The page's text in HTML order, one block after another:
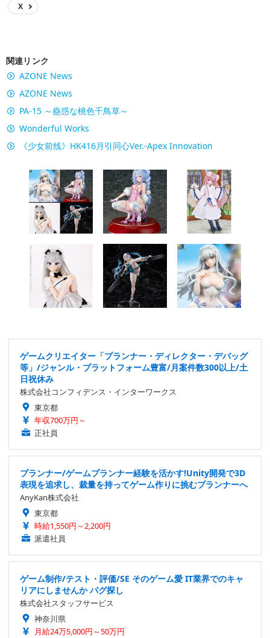
X
関連リンク
AZONE News
AZONE News
PA-15 ～蠱惑な桃色千鳥草～
Wonderful Works
《少女前线》HK416月引同心Ver.-Apex Innovation
ゲームクリエイター「プランナー・ディレクター・デバッグ
等」/ジャンル・プラットフォーム豊富/月案件数300以上/土
日祝休み
株式会社コンフィデンス・インターワークス
東京都
年収700万円～
正社員
プランナー/ゲームプランナー経験を活かす!Unity開発で3D
表現を追求し、裁量を持ってゲーム作りに挑むプランナーへ
AnyKan株式会社
東京都
時給1,550円～2,200円
派遣社員
ゲーム制作/テスト・評価/SE そのゲーム愛 IT業界でのキャ
リアにしませんか バグ探し
株式会社スタッフサービス
神奈川県
月給24万5,000円～50万円